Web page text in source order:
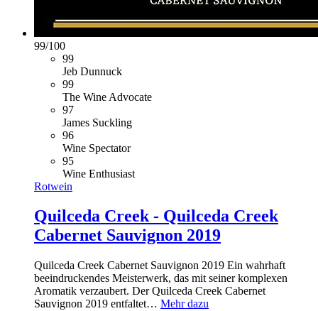
99/100
99
Jeb Dunnuck
99
The Wine Advocate
97
James Suckling
96
Wine Spectator
95
Wine Enthusiast
Rotwein
Quilceda Creek - Quilceda Creek
Cabernet Sauvignon 2019
Quilceda Creek Cabernet Sauvignon 2019 Ein wahrhaft
beeindruckendes Meisterwerk, das mit seiner komplexen
Aromatik verzaubert. Der Quilceda Creek Cabernet
Sauvignon 2019 entfaltet… Mehr dazu